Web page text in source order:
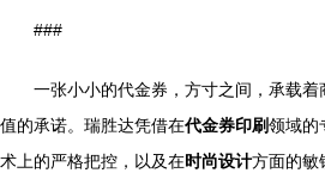
###
一张小小的代金券，方寸之间，承载
值的承诺。瑞胜达凭借在代金券印刷领域的
术上的严格把控，以及在时尚设计方面的敏